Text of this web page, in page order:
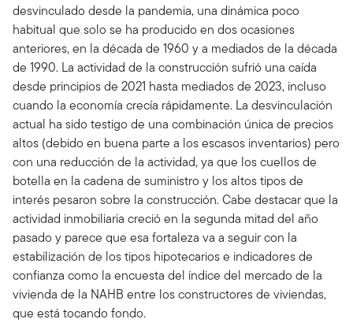
desvinculado desde la pandemia, una dinámica poco
habitual que solo se ha producido en dos ocasiones
anteriores, en la década de 1960 y a mediados de la década
de 1990. La actividad de la construcción sufrió una caída
desde principios de 2021 hasta mediados de 2023, incluso
cuando la economía crecía rápidamente. La desvinculación
actual ha sido testigo de una combinación única de precios
altos (debido en buena parte a los escasos inventarios) pero
con una reducción de la actividad, ya que los cuellos de
botella en la cadena de suministro y los altos tipos de
interés pesaron sobre la construcción. Cabe destacar que la
actividad inmobiliaria creció en la segunda mitad del año
pasado y parece que esa fortaleza va a seguir con la
estabilización de los tipos hipotecarios e indicadores de
confianza como la encuesta del índice del mercado de la
vivienda de la NAHB entre los constructores de viviendas,
que está tocando fondo.